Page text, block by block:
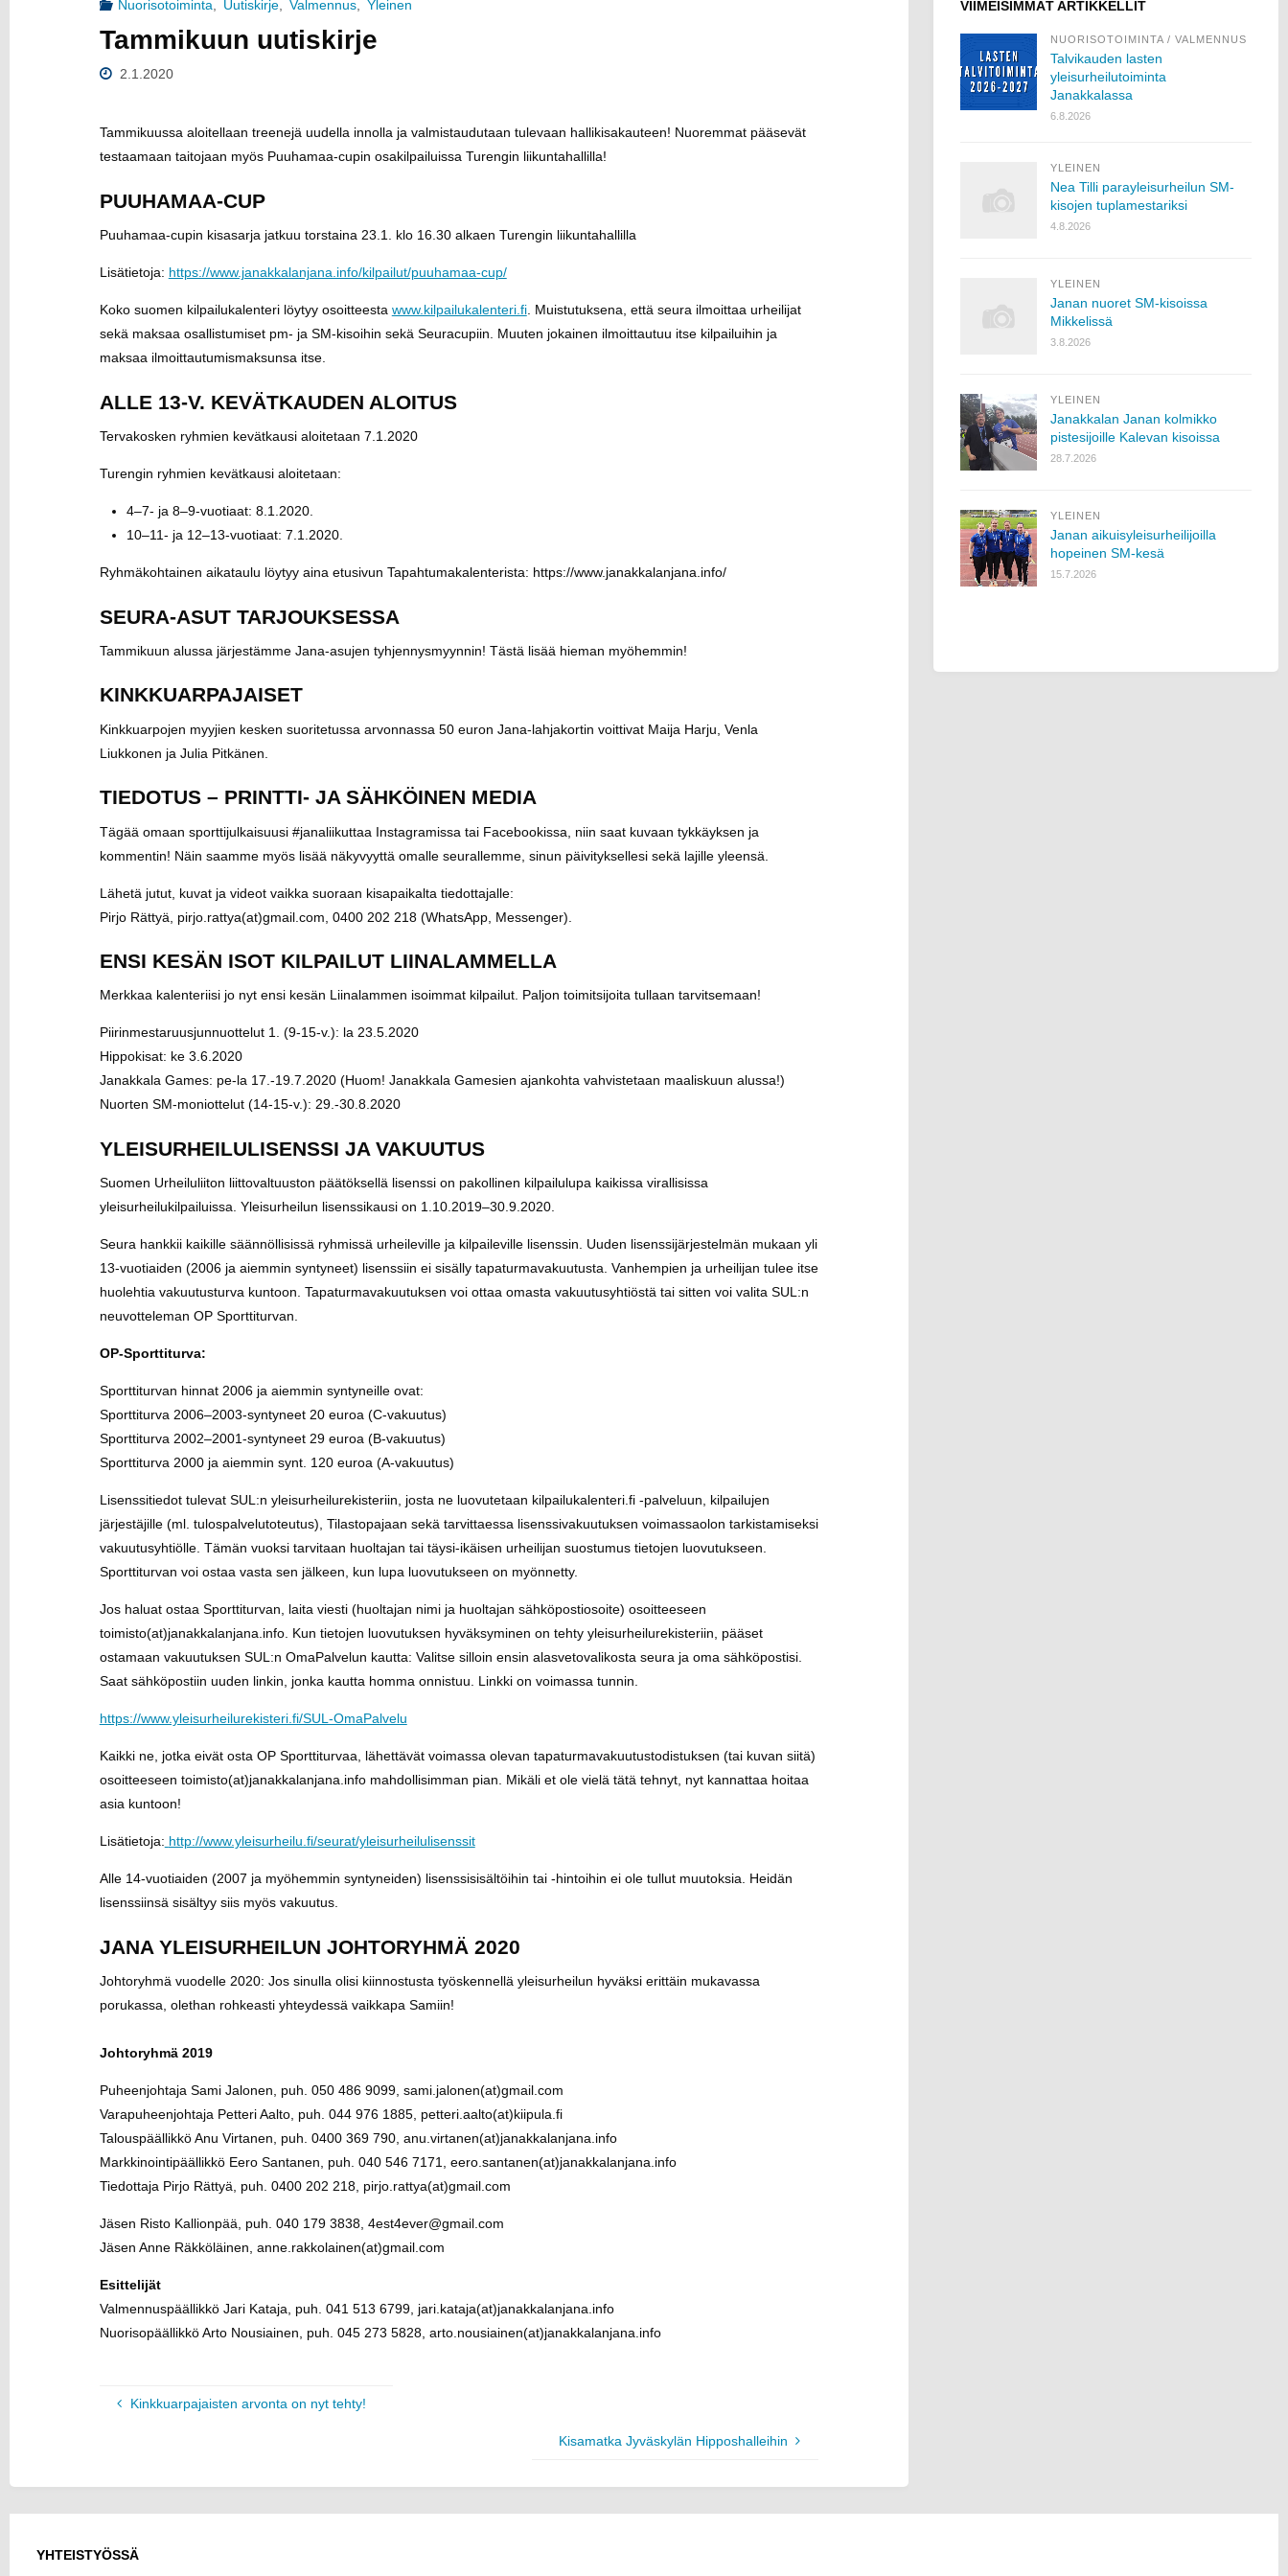
Nuorisotoiminta Uutiskirje Valmennus, Yleinen
Tammikuun uutiskirje
2.1.2020
Tammikuussa aloitellaan treenejä uudella innolla ja valmistaudutaan tulevaan hallikisakauteen! Nuoremmat pääsevät
testaamaan taitojaan myös Puuhamaa-cupin osakilpailuissa Turengin liikuntahallilla!
PUUHAMAA-CUP
Puuhamaa-cupin kisasarja jatkuu torstaina 23.1. klo 16.30 alkaen Turengin liikuntahallilla
Lisätietoja: https://www.janakkalanjana.info/kilpailut/puuhamaa-cup/
Koko suomen kilpailukalenteri löytyy osoitteesta www.kilpailukalenteri.fi. Muistutuksena, että seura ilmoittaa urheilijat
sekä maksaa osallistumiset pm- ja SM-kisoihin sekä Seuracupiin. Muuten jokainen ilmoittautuu itse kilpailuihin ja
maksaa ilmoittautumismaksunsa itse.
ALLE 13-V. KEVÄTKAUDEN ALOITUS
Tervakosken ryhmien kevätkausi aloitetaan 7.1.2020
Turengin ryhmien kevätkausi aloitetaan:
4–7- ja 8–9-vuotiaat: 8.1.2020.
10–11- ja 12–13-vuotiaat: 7.1.2020.
Ryhmäkohtainen aikataulu löytyy aina etusivun Tapahtumakalenterista: https://www.janakkalanjana.info/
SEURA-ASUT TARJOUKSESSA
Tammikuun alussa järjestämme Jana-asujen tyhjennysmyynnin! Tästä lisää hieman myöhemmin!
KINKKUARPAJAISET
Kinkkuarpojen myyjien kesken suoritetussa arvonnassa 50 euron Jana-lahjakortin voittivat Maija Harju, Venla
Liukkonen ja Julia Pitkänen.
TIEDOTUS – PRINTTI- JA SÄHKÖINEN MEDIA
Tägää omaan sporttijulkaisuusi #janaliikuttaa Instagramissa tai Facebookissa, niin saat kuvaan tykkäyksen ja
kommentin! Näin saamme myös lisää näkyvyyttä omalle seurallemme, sinun päivityksellesi sekä lajille yleensä.
Lähetä jutut, kuvat ja videot vaikka suoraan kisapaikalta tiedottajalle:
Pirjo Rättyä, pirjo.rattya(at)gmail.com, 0400 202 218 (WhatsApp, Messenger).
ENSI KESÄN ISOT KILPAILUT LIINALAMMELLA
Merkkaa kalenteriisi jo nyt ensi kesän Liinalammen isoimmat kilpailut. Paljon toimitsijoita tullaan tarvitsemaan!
Piirinmestaruusjunnuottelut 1. (9-15-v.): la 23.5.2020
Hippokisat: ke 3.6.2020
Janakkala Games: pe-la 17.-19.7.2020 (Huom! Janakkala Gamesien ajankohta vahvistetaan maaliskuun alussa!)
Nuorten SM-moniottelut (14-15-v.): 29.-30.8.2020
YLEISURHEILULISENSSI JA VAKUUTUS
Suomen Urheiluliiton liittovaltuuston päätöksellä lisenssi on pakollinen kilpailulupa kaikissa virallisissa
yleisurheilukilpailuissa. Yleisurheilun lisenssikausi on 1.10.2019–30.9.2020.
Seura hankkii kaikille säännöllisissä ryhmissä urheileville ja kilpaileville lisenssin. Uuden lisenssijärjestelmän mukaan yli
13-vuotiaiden (2006 ja aiemmin syntyneet) lisenssiin ei sisälly tapaturmavakuutusta. Vanhempien ja urheilijan tulee itse
huolehtia vakuutusturva kuntoon. Tapaturmavakuutuksen voi ottaa omasta vakuutusyhtiöstä tai sitten voi valita SUL:n
neuvotteleman OP Sporttiturvan.
OP-Sporttiturva:
Sporttiturvan hinnat 2006 ja aiemmin syntyneille ovat:
Sporttiturva 2006–2003-syntyneet 20 euroa (C-vakuutus)
Sporttiturva 2002–2001-syntyneet 29 euroa (B-vakuutus)
Sporttiturva 2000 ja aiemmin synt. 120 euroa (A-vakuutus)
Lisenssitiedot tulevat SUL:n yleisurheilurekisteriin, josta ne luovutetaan kilpailukalenteri.fi -palveluun, kilpailujen
järjestäjille (ml. tulospalvelutoteutus), Tilastopajaan sekä tarvittaessa lisenssivakuutuksen voimassaolon tarkistamiseksi
vakuutusyhtiölle. Tämän vuoksi tarvitaan huoltajan tai täysi-ikäisen urheilijan suostumus tietojen luovutukseen.
Sporttiturvan voi ostaa vasta sen jälkeen, kun lupa luovutukseen on myönnetty.
Jos haluat ostaa Sporttiturvan, laita viesti (huoltajan nimi ja huoltajan sähköpostiosoite) osoitteeseen
toimisto(at)janakkalanjana.info. Kun tietojen luovutuksen hyväksyminen on tehty yleisurheilurekisteriin, pääset
ostamaan vakuutuksen SUL:n OmaPalvelun kautta: Valitse silloin ensin alasvetovalikosta seura ja oma sähköpostisi.
Saat sähköpostiin uuden linkin, jonka kautta homma onnistuu. Linkki on voimassa tunnin.
https://www.yleisurheilurekisteri.fi/SUL-OmaPalvelu
Kaikki ne, jotka eivät osta OP Sporttiturvaa, lähettävät voimassa olevan tapaturmavakuutustodistuksen (tai kuvan siitä)
osoitteeseen toimisto(at)janakkalanjana.info mahdollisimman pian. Mikäli et ole vielä tätä tehnyt, nyt kannattaa hoitaa
asia kuntoon!
Lisätietoja: http://www.yleisurheilu.fi/seurat/yleisurheilulisenssit
Alle 14-vuotiaiden (2007 ja myöhemmin syntyneiden) lisenssisisältöihin tai -hintoihin ei ole tullut muutoksia. Heidän
lisenssiinsä sisältyy siis myös vakuutus.
JANA YLEISURHEILUN JOHTORYHMÄ 2020
Johtoryhmä vuodelle 2020: Jos sinulla olisi kiinnostusta työskennellä yleisurheilun hyväksi erittäin mukavassa
porukassa, olethan rohkeasti yhteydessä vaikkapa Samiin!
Johtoryhmä 2019
Puheenjohtaja Sami Jalonen, puh. 050 486 9099, sami.jalonen(at)gmail.com
Varapuheenjohtaja Petteri Aalto, puh. 044 976 1885, petteri.aalto(at)kiipula.fi
Talouspäällikkö Anu Virtanen, puh. 0400 369 790, anu.virtanen(at)janakkalanjana.info
Markkinointipäällikkö Eero Santanen, puh. 040 546 7171, eero.santanen(at)janakkalanjana.info
Tiedottaja Pirjo Rättyä, puh. 0400 202 218, pirjo.rattya(at)gmail.com
Jäsen Risto Kallionpää, puh. 040 179 3838, 4est4ever@gmail.com
Jäsen Anne Räkköläinen, anne.rakkolainen(at)gmail.com
Esittelijät
Valmennuspäällikkö Jari Kataja, puh. 041 513 6799, jari.kataja(at)janakkalanjana.info
Nuorisopäällikkö Arto Nousiainen, puh. 045 273 5828, arto.nousiainen(at)janakkalanjana.info
Kinkkuarpajaisten arvonta on nyt tehty!
Kisamatka Jyväskylän Hipposhalleihin
VIIMEISIMMÄT ARTIKKELLIT
NUORISOTOIMINTA / VALMENNUS
Talvikauden lasten
yleisurheilutoiminta
Janakkalassa
6.8.2026
YLEINEN
Nea Tilli parayleisurheilun SM-
kisojen tuplamestariksi
4.8.2026
YLEINEN
Janan nuoret SM-kisoissa
Mikkelissä
3.8.2026
YLEINEN
Janakkalan Janan kolmikko
pistesijoille Kalevan kisoissa
28.7.2026
YLEINEN
Janan aikuisyleisurheilijoilla
hopeinen SM-kesä
15.7.2026
YHTEISTYÖSSÄ